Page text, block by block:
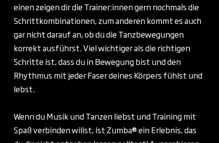
einen zeigen dir die Trainer:innen gern nochmals die
Schrittkombinationen, zum anderen kommt es auch
gar nicht darauf an, ob du die Tanzbewegungen
korrekt ausführst. Viel wichtiger als die richtigen
Schritte ist, dass du in Bewegung bist und den
Rhythmus mit jeder Faser deines Körpers fühlst und
lebst.
Wenn du Musik und Tanzen liebst und Training mit
Spaß verbinden willst, ist Zumba® ein Erlebnis, das